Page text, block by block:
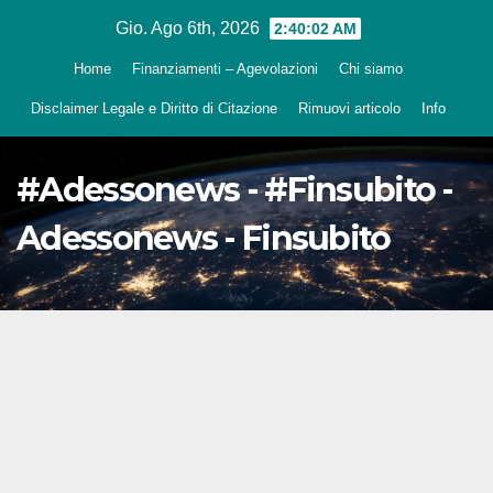
Gio. Ago 6th, 2026 2:40:03 AM
Home Finanziamenti – Agevolazioni Chi siamo
Disclaimer Legale e Diritto di Citazione Rimuovi articolo Info
#Adessonews - #Finsubito -
Adessonews - Finsubito